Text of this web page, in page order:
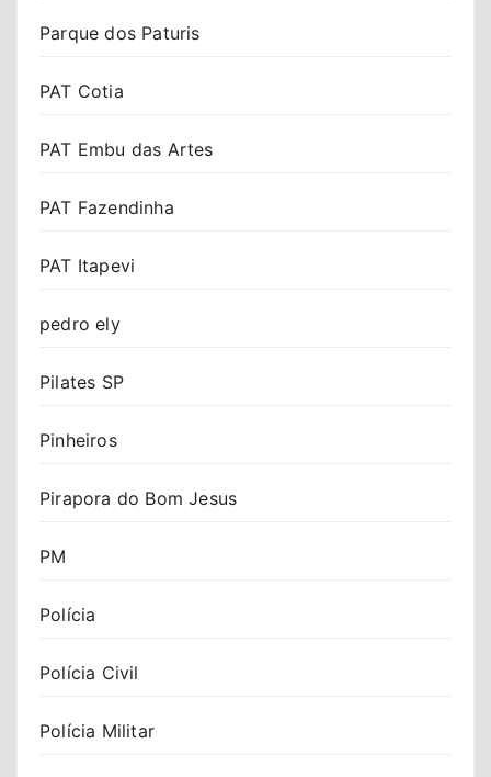
Parque dos Paturis
PAT Cotia
PAT Embu das Artes
PAT Fazendinha
PAT Itapevi
pedro ely
Pilates SP
Pinheiros
Pirapora do Bom Jesus
PM
Polícia
Polícia Civil
Polícia Militar